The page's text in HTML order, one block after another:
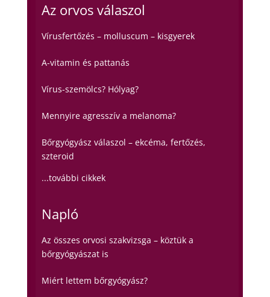
Az orvos válaszol
Vírusfertőzés – molluscum – kisgyerek
A-vitamin és pattanás
Vírus-szemölcs? Hólyag?
Mennyire agresszív a melanoma?
Bőrgyógyász válaszol – ekcéma, fertőzés,
szteroid
...további cikkek
Napló
Az összes orvosi szakvizsga – köztük a
bőrgyógyászat is
Miért lettem bőrgyógyász?